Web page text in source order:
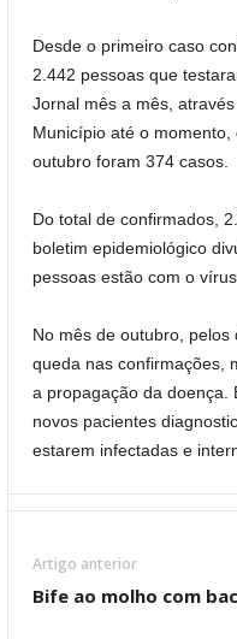
Desde o primeiro caso
2.442 pessoas que
Jornal mês a mês,
Município até o
outubro foram 374 casos.
Do total de confirmados,
boletim epidemiológico
pessoas estão com o
No mês de outubro,
queda nas confirmações,
a propagação da doença.
novos pacientes
estarem infectadas e
Artigo anterior
Bife ao molho com